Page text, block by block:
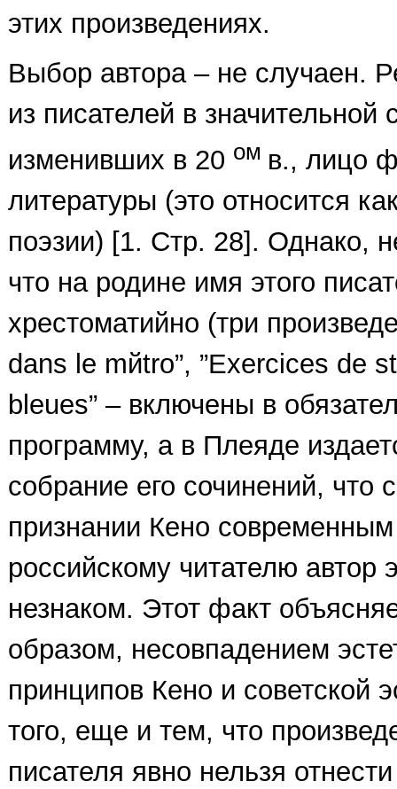
этих произведениях.
Выбор автора – не случаен.
из писателей в значительной
изменивших в 20 ом в., лицо
литературы (это относится
поэзии) [1. Стр. 28]. Однако,
что на родине имя этого
хрестоматийно (три
dans le mйtro”, ”Exercices de
bleues” – включены в
программу, а в Плеяде
собрание его сочинений, что
признании Кено
российскому читателю автор
незнаком. Этот факт
образом, несовпадением
принципов Кено и советской
того, еще и тем, что
писателя явно нельзя